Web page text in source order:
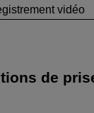
vidéo
de